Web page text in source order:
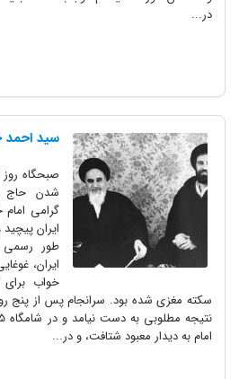
سید احمد خمینی در قاب
صبحگاه
شدن حاج سید احمد
گرامی امام خمینی، در
ایران پیچید و ساعاتی بعد با
طور رسمی از صدای
ایران، غوغایی برپا شد. عارضه
خواب برای ایشان رخ داده
بود. سرانجام پس از پنج روز تلاش بی‌وقفه
نتیجه مطلوبی به دست
شتافت، و در...